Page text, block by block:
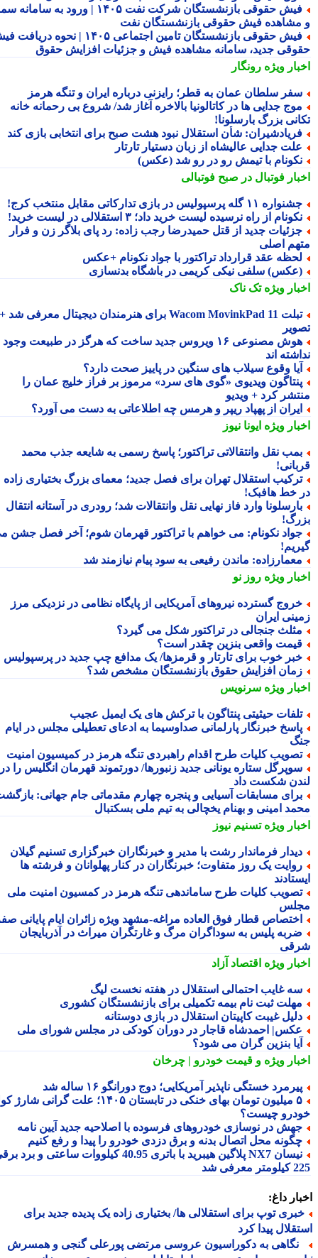
فیش حقوقی بازنشستگان شرکت نفت ۱۴۰۵ | ورود به سامانه سما
فیش حقوقی بازنشستگان نفت
فیش حقوقی بازنشستگان تامین اجتماعی ۱۴۰۵ | نحوه دریافت فیش
جدید، سامانه مشاهده فیش و جزئیات افزایش حقوق
ویژهرونگار
سلطان عمان به قطر؛ رایزنی درباره ایران و تنگه هرمز
جدایی ها در کاتالونیا بالاخره آغاز شد/ شروع بی رحمانه خانه
بزرگ بارسلونا!
شأن استقلال نبود هشت صبح برای انتخابی بازی کند
جدایی عالیشاه از زبان دستیار تارتار
با تیمش رو در رو شد (عکس)
فوتبال در صبح فوتبالی
۱۱ گله پرسپولیس در بازی تدارکاتی مقابل منتخب کرج!
از راه نرسیده لیست خرید داد؛ ۳ استقلالی در لیست خرید!
جدید از قتل حمیدرضا رجب زاده: رد پای بلاگر زن و فرار
اصلی
عقد قرارداد تراکتور با جواد نکونام +عکس
سلفی نیکی کریمی در باشگاه بدنسازی
ویژهتک ناک
تبلت Wacom MovinkPad 11 برای هنرمندان دیجیتال معرفی شد +
هوش مصنوعی ۱۶ ویروس جدید ساخت که هرگز در طبیعت وجود
اند
وقوع سیلاب های سنگین در پاییز صحت دارد؟
ویدیوی «گوی های سرد» مرموز بر فراز خلیج عمان را
کرد + ویدیو
از پهپاد ریپر و هرمس چه اطلاعاتی به دست می آورد؟
ویژهایونا نیوز
نقل وانتقالاتی تراکتور؛ پاسخ رسمی به شایعه جذب محمد
استقلال تهران برای فصل جدید؛ معمای بزرگ بختیاری زاده
خط هافبک!
وارد فاز نهایی نقل وانتقالات شد؛ رودری در آستانه انتقال
نکونام: می خواهم با تراکتور قهرمان شوم؛ آخر فصل جشن می
ماندن رفیعی به سود پیام نیازمند شد
ویژهروز نو
گسترده نیروهای آمریکایی از پایگاه نظامی در نزدیکی مرز
ایران
جنجالی در تراکتور شکل می گیرد؟
واقعی بنزین چقدر است؟
خوب برای تارتار و قرمزها/ یک مدافع چپ جدید در پرسپولیس
افزایش حقوق بازنشستگان مشخص شد؟
ویژهسرنویس
حیثیتی پنتاگون با ترکش های یک ایمیل عجیب
خبرنگار پارلمانی صداوسیما به ادعای تعطیلی مجلس در ایام
کلیات طرح اقدام راهبردی تنگه هرمز در کمیسیون امنیت
ستاره یونانی جدید زنبورها/ دورتموند قهرمان انگلیس را در
شکست داد
مسابقات آسیایی و پنجره چهارم مقدماتی جام جهانی: بازگشت
امینی و بهنام یخچالی به تیم ملی بسکتبال
ویژهتسنیم نیوز
فرماندار رشت با مدیر و خبرنگاران خبرگزاری تسنیم گیلان
یک روز متفاوت؛ خبرنگاران در کنار پهلوانان و فرشته ها
کلیات طرح ساماندهی تنگه هرمز در کمسیون امنیت ملی
قطار فوق العاده مراغه-مشهد ویژه زائران ایام پایانی صفر
پلیس به سوداگران مرگ و غارتگران میراث در آذربایجان
ویژهاقتصاد آزاد
غایب احتمالی استقلال در هفته نخست لیگ
ثبت نام بیمه تکمیلی برای بازنشستگان کشوری
غیبت کاپیتان استقلال در بازی دوستانه
احمدشاه قاجار در دوران کودکی در مجلس شورای ملی
بنزین گران می شود؟
ویژهو قیمت خودرو | چرخان
خستگی ناپذیر آمریکایی؛ دوج دورانگو ۱۶ ساله شد
۵ میلیون تومان بهای خنکی در تابستان ۱۴۰۵؛ علت گرانی شارژ کولر
چیست؟
در نوسازی خودروهای فرسوده با اصلاحیه جدید آیین نامه
محل اتصال بدنه و برق دزدی خودرو را پیدا و رفع کنیم
نیسان NX7 پلاگین هیبرید با باتری 40.95 کیلووات ساعتی و برد برقی
داغ:
توپ برای استقلالی ها/ بختیاری زاده یک پدیده جدید برای
پیدا کرد
به دکوراسیون عروسی مرتضی پورعلی گنجی و همسرش